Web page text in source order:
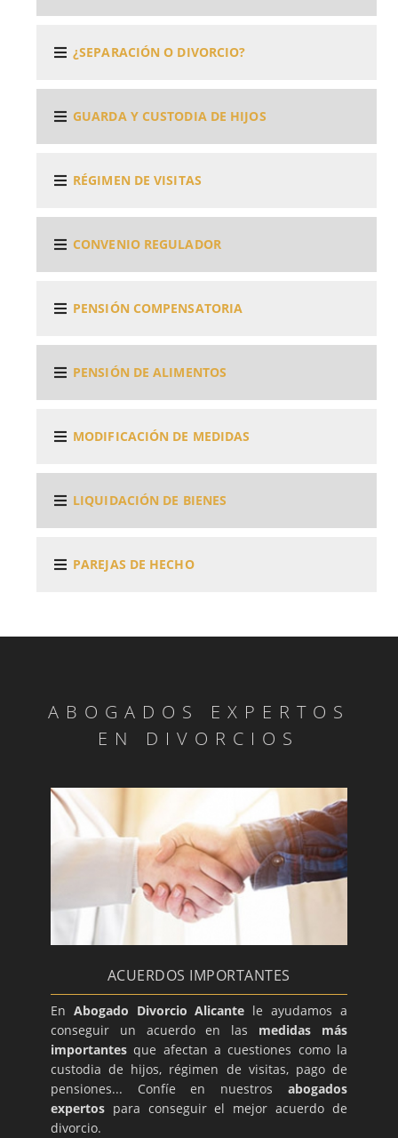
¿SEPARACIÓN O DIVORCIO?
GUARDA Y CUSTODIA DE HIJOS
RÉGIMEN DE VISITAS
CONVENIO REGULADOR
PENSIÓN COMPENSATORIA
PENSIÓN DE ALIMENTOS
MODIFICACIÓN DE MEDIDAS
LIQUIDACIÓN DE BIENES
PAREJAS DE HECHO
ABOGADOS EXPERTOS
EN DIVORCIOS
ACUERDOS IMPORTANTES
En Abogado Divorcio Alicante le ayudamos a
conseguir un acuerdo en las medidas más
importantesque afectan a cuestiones como la
custodia de hijos, régimen de visitas, pago de
pensiones... Confíe en nuestros abogados
expertos para conseguir el mejor acuerdo de
divorcio.